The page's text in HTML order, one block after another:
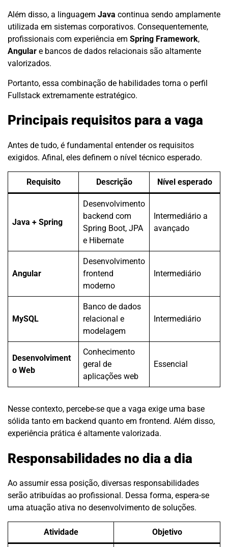
Além disso, a linguagem Java continua sendo amplamente
utilizada em sistemas corporativos. Consequentemente,
profissionais com experiência em Spring Framework,
Angular e bancos de dados relacionais são altamente
valorizados.
Portanto, essa combinação de habilidades torna o perfil
Fullstack extremamente estratégico.
Principais requisitos para a vaga
Antes de tudo, é fundamental entender os requisitos
exigidos. Afinal, eles definem o nível técnico esperado.
Requisito Descrição Nível esperado
Java + Spring
Desenvolvimento
backend com
Spring Boot, JPA
e Hibernate
Intermediário a
avançado
Angular
Desenvolvimento
frontend
moderno
Intermediário
MySQL
Banco de dados
relacional e
modelagem
Intermediário
Desenvolviment
o Web
Conhecimento
geral de
aplicações web
Essencial
Nesse contexto, percebe-se que a vaga exige uma base
sólida tanto em backend quanto em frontend. Além disso,
experiência prática é altamente valorizada.
Responsabilidades no dia a dia
Ao assumir essa posição, diversas responsabilidades
serão atribuídas ao profissional. Dessa forma, espera-se
uma atuação ativa no desenvolvimento de soluções.
Atividade Objetivo